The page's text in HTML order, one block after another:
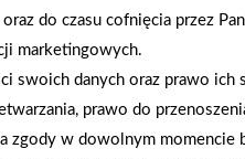
do czasu cofnięcia przez
marketingowych.
swoich danych oraz prawo ich
prawo do
zgody w dowolnym momencie